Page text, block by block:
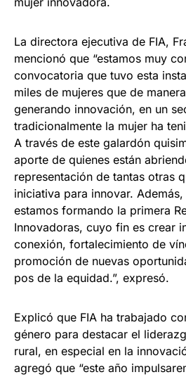
La directora ejecutiva de FIA,
mencionó que “estamos muy
convocatoria que tuvo esta
miles de mujeres que de
generando innovación, en un
tradicionalmente la mujer ha
A través de este galardón
aporte de quienes están
representación de tantas otras
iniciativa para innovar.
estamos formando la primera
Innovadoras, cuyo fin es crear
conexión, fortalecimiento de
promoción de nuevas
pos de la equidad.”, expresó.
Explicó que FIA ha trabajado
género para destacar el
rural, en especial en la
agregó que “este año